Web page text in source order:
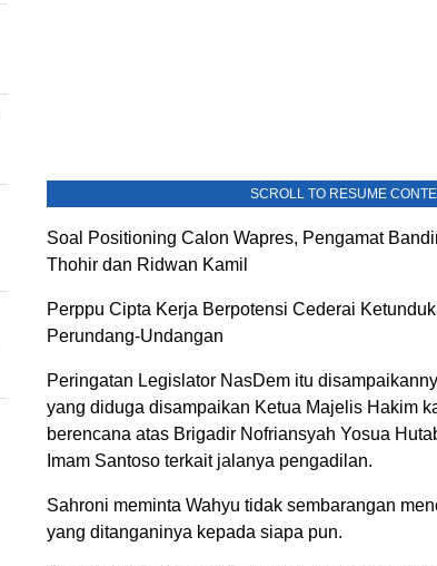
SCROLL TO RESUME
Soal Positioning Calon Wapres, Pengamat
Thohir dan Ridwan Kamil
Perppu Cipta Kerja Berpotensi Cederai
Perundang-Undangan
Peringatan Legislator NasDem itu
yang diduga disampaikan Ketua Majelis Hakim
berencana atas Brigadir Nofriansyah Yosua
Imam Santoso terkait jalanya pengadilan.
Sahroni meminta Wahyu tidak sembarangan
yang ditanganinya kepada siapa pun.